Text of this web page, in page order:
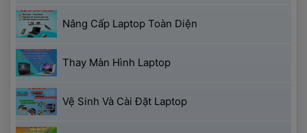
Nâng Cấp Laptop Toàn Diện
Thay Màn Hình Laptop
Vệ Sinh Và Cài Đặt Laptop